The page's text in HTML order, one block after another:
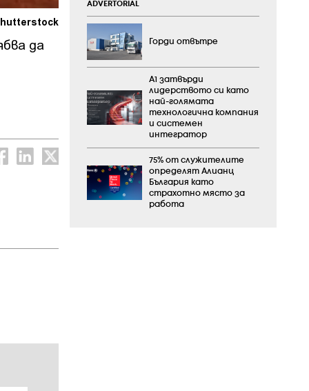
да
ADVERTORIAL
Горди отвътре
А1 затвърди
лидерството си като
най-голямата
технологична компания
и системен
интегратор
75% от служителите
определят Алианц
България като
страхотно място за
работа